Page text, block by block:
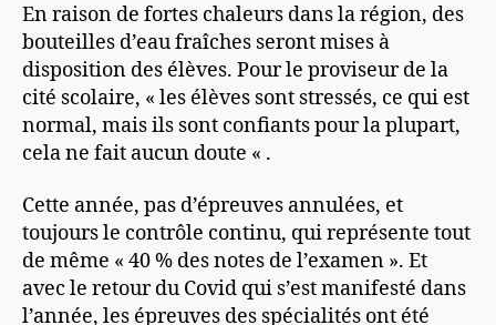
En raison de fortes chaleurs dans la région, des
bouteilles d’eau fraîches seront mises à
disposition des élèves. Pour le proviseur de la
cité scolaire, « les élèves sont stressés, ce qui est
normal, mais ils sont confiants pour la plupart,
cela ne fait aucun doute « .
Cette année, pas d’épreuves annulées, et
toujours le contrôle continu, qui représente tout
de même « 40 % des notes de l’examen ». Et
avec le retour du Covid qui s’est manifesté dans
l’année, les épreuves des spécialités ont été